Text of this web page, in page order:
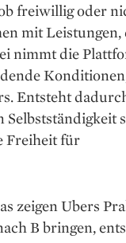
freiwillig oder
mit Leistungen,
nimmt die
Entsteht
Selbstständigkeit
Freiheit für
zeigen Ubers
B bringen,